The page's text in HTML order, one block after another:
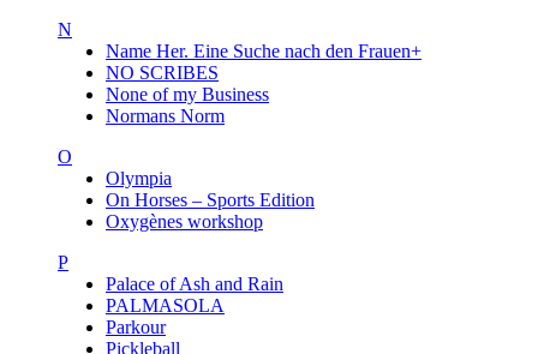
N
Name Her. Eine Suche nach den Frauen+
NO SCRIBES
None of my Business
Normans Norm
O
Olympia
On Horses – Sports Edition
Oxygènes workshop
P
Palace of Ash and Rain
PALMASOLA
Parkour
Pickleball